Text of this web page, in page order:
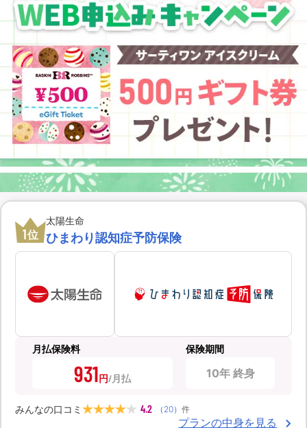
1位
太陽生命
ひまわり認知症予防保険
月払保険料
931円
保険期間
10年 終身
みんなの口コミ 4.2 （ 20） 件
プランの中身を見る